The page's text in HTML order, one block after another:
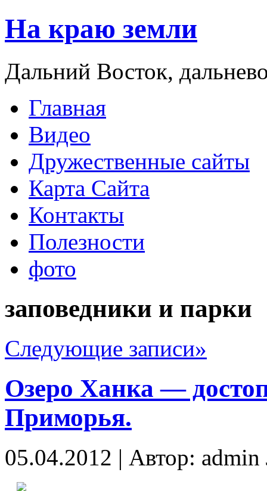
На краю земли
Дальний Восток,
Главная
Видео
Дружественные сайты
Карта Сайта
Контакты
Полезности
фото
заповедники и парки
Следующие записи»
Озеро Ханка —
Приморья.
05.04.2012 | Автор: